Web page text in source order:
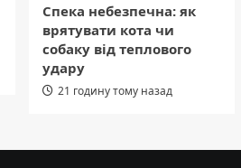
Спека небезпечна: як
врятувати кота чи
собаку від теплового
удару
21 годину тому назад